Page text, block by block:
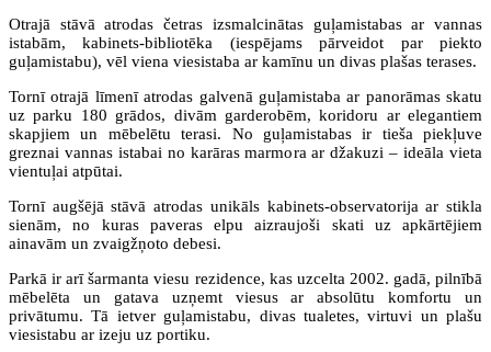
Otrajā stāvā atrodas četras izsmalcinātas guļamistabas ar vannas
istabām, kabinets-bibliotēka (iespējams pārveidot par piekto
guļamistabu), vēl viena viesistaba ar kamīnu un divas plašas terases.
Tornī otrajā līmenī atrodas galvenā guļamistaba ar panorāmas skatu
uz parku 180 grādos, divām garderobēm, koridoru ar elegantiem
skapjiem un mēbelētu terasi. No guļamistabas ir tieša piekļuve
greznai vannas istabai no karāras marmora ar džakuzi – ideāla vieta
vientuļai atpūtai.
Tornī augšējā stāvā atrodas unikāls kabinets-observatorija ar stikla
sienām, no kuras paveras elpu aizraujoši skati uz apkārtējiem
ainavām un zvaigžņoto debesi.
Parkā ir arī šarmanta viesu rezidence, kas uzcelta 2002. gadā, pilnībā
mēbelēta un gatava uzņemt viesus ar absolūtu komfortu un
privātumu. Tā ietver guļamistabu, divas tualetes, virtuvi un plašu
viesistabu ar izeju uz portiku.